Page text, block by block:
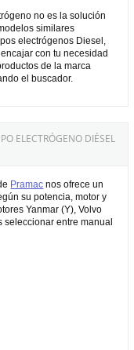
no es la solución
similares
electrógenos Diesel,
con tu necesidad
de la marca
el buscador.
ELECTRÓGENO DIÉSEL
Pramac nos ofrece un
su potencia, motor y
Yanmar (Y), Volvo
seleccionar entre manual